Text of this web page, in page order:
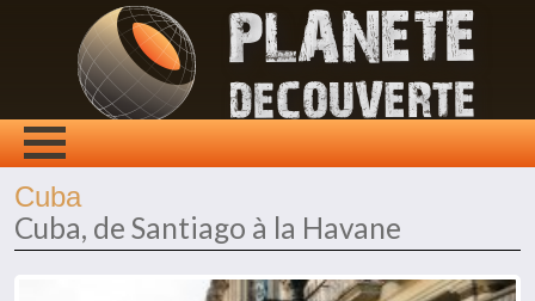
Cuba
Cuba, de Santiago à la Havane